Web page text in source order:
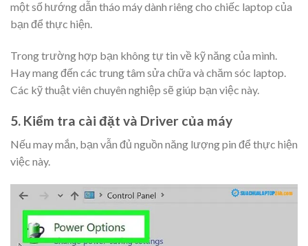
một số hướng dẫn tháo máy dành riêng cho chiếc laptop của
bạn để thực hiện.
Trong trường hợp bạn không tự tin về kỹ năng của mình.
Hay mang đến các trung tâm sửa chữa và chăm sóc laptop.
Các kỹ thuật viên chuyên nghiệp sẽ giúp bạn việc này.
5. Kiểm tra cài đặt và Driver của máy
Nếu may mắn, bạn vẫn đủ nguồn năng lượng pin để thực hiện
việc này.